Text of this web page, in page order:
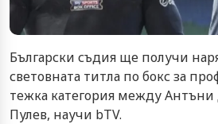
Български съдия ще получи
световната титла по бокс за
тежка категория между
Пулев, научи bTV.